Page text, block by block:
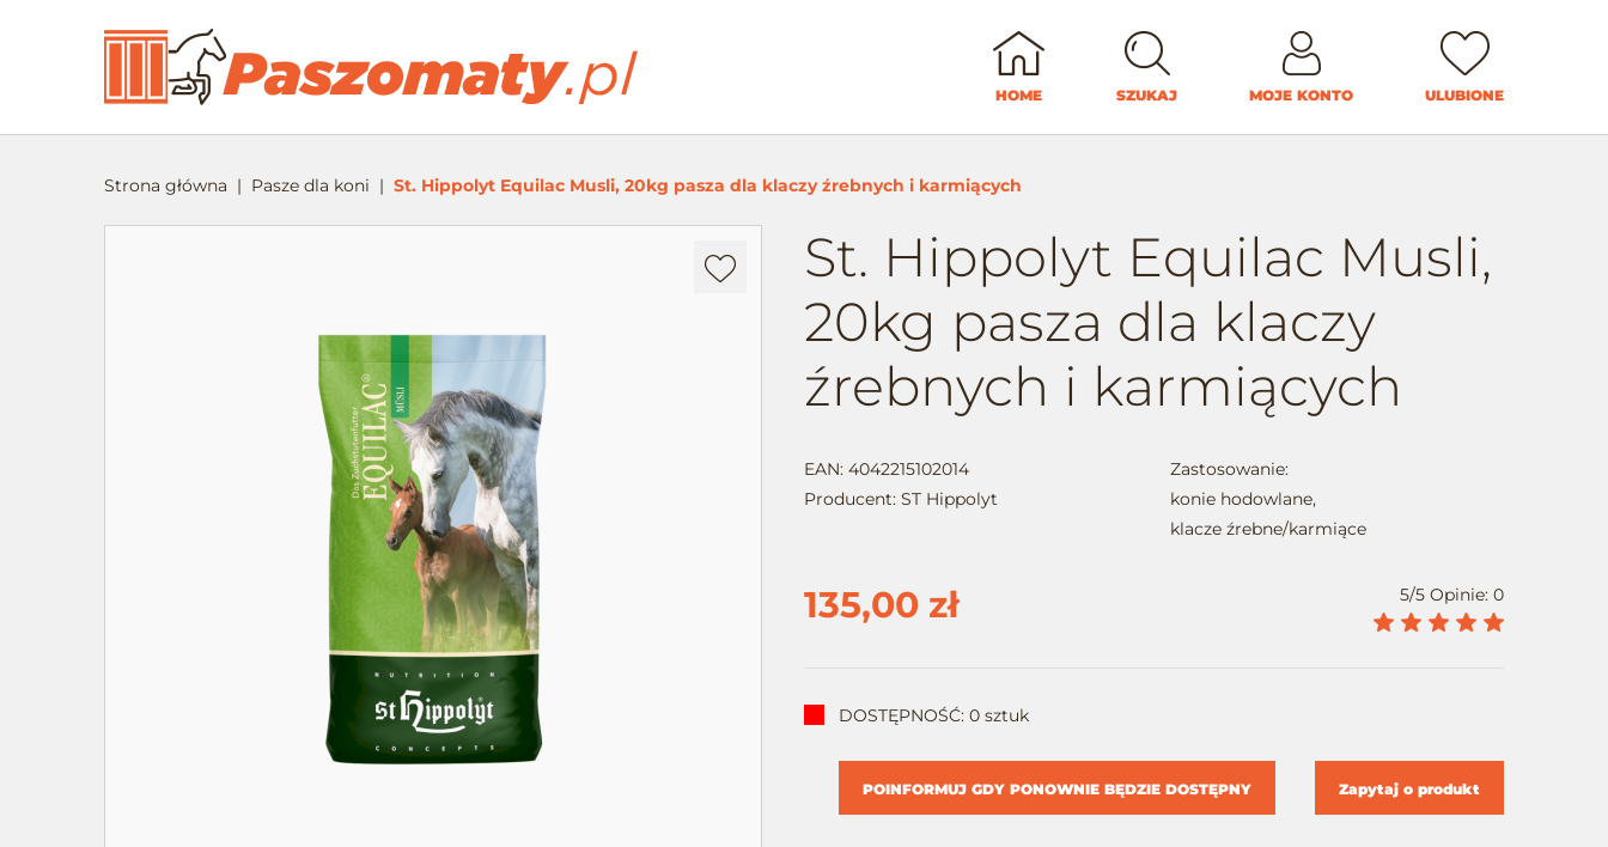
HOME SZUKAJ MOJE KONTO ULUBIONE
Strona główna Pasze dla koni St. Hippolyt Equilac Musli, 20kg pasza dla klaczy źrebnych i karmiących
Dodaj
do
St. Hippolyt Equilac Musli,
20kg pasza dla klaczy
źrebnych i karmiących
EAN: 4042215102014
Producent: ST Hippolyt
Zastosowanie:
konie hodowlane,
klacze źrebne/karmiące
135,00 zł 5/5 Opinie: 0
DOSTĘPNOŚĆ: 0 sztuk
POINFORMUJ GDY PONOWNIE BĘDZIE DOSTĘPNY Zapytaj o produkt